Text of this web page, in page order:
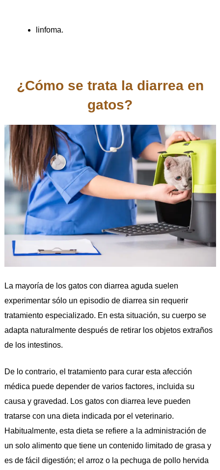
linfoma.
¿Cómo se trata la diarrea en
gatos?
La mayoría de los gatos con diarrea aguda suelen
experimentar sólo un episodio de diarrea sin requerir
tratamiento especializado. En esta situación, su cuerpo se
adapta naturalmente después de retirar los objetos extraños
de los intestinos.
De lo contrario, el tratamiento para curar esta afección
médica puede depender de varios factores, incluida su
causa y gravedad. Los gatos con diarrea leve pueden
tratarse con una dieta indicada por el veterinario.
Habitualmente, esta dieta se refiere a la administración de
un solo alimento que tiene un contenido limitado de grasa y
es de fácil digestión; el arroz o la pechuga de pollo hervida